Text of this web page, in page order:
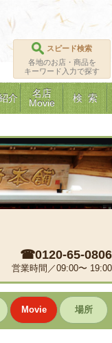
スピード検索
各地のお店・商品を
キーワード入力で探す
介
名店
Movie
検 索
☎0120-65-0806
営業時間／09:00〜 19:00
Movie 場所